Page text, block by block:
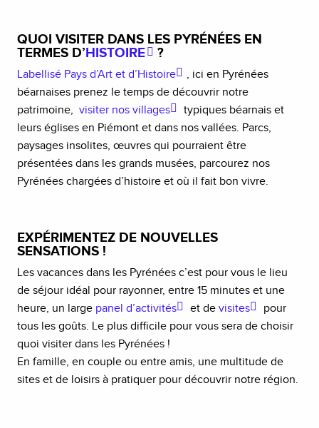
QUOI VISITER DANS LES PYRÉNÉES EN
TERMES D’HISTOIRE ?
Labellisé Pays d’Art et d’Histoire
, ici en Pyrénées
béarnaises prenez le temps de découvrir notre
patrimoine, visiter nos villages
typiques béarnais et
leurs églises en Piémont et dans nos vallées. Parcs,
paysages insolites, œuvres qui pourraient être
présentées dans les grands musées, parcourez nos
Pyrénées chargées d’histoire et où il fait bon vivre.
EXPÉRIMENTEZ DE NOUVELLES
SENSATIONS !
Les vacances dans les Pyrénées c’est pour vous le lieu
de séjour idéal pour rayonner, entre 15 minutes et une
heure, un large panel d’activités et de visites
pour
tous les goûts. Le plus difficile pour vous sera de choisir
quoi visiter dans les Pyrénées !
En famille, en couple ou entre amis, une multitude de
sites et de loisirs à pratiquer pour découvrir notre région.